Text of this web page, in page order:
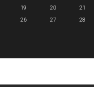
19 20 21
26 27 28